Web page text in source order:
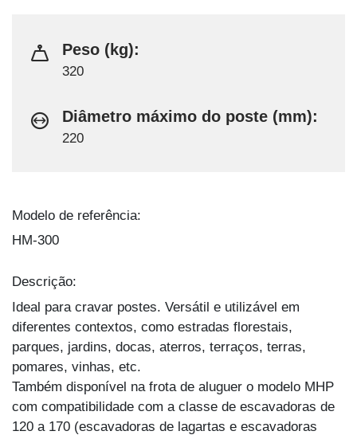
Peso (kg):
320
Diâmetro máximo do poste (mm):
220
Modelo de referência:
HM-300
Descrição:
Ideal para cravar postes. Versátil e utilizável em
diferentes contextos, como estradas florestais,
parques, jardins, docas, aterros, terraços, terras,
pomares, vinhas, etc.
Também disponível na frota de aluguer o modelo MHP
com compatibilidade com a classe de escavadoras de
120 a 170 (escavadoras de lagartas e escavadoras